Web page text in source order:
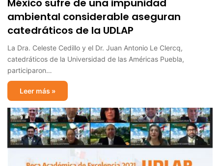
México sufre de una impunidad
ambiental considerable aseguran
catedráticos de la UDLAP
La Dra. Celeste Cedillo y el Dr. Juan Antonio Le Clercq,
catedráticos de la Universidad de las Américas Puebla,
participaron…
Leer más »